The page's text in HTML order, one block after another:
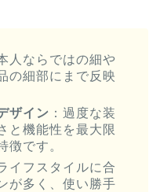
人ならではの細や
の細部にまで反映
ザイン ：過度な装
と機能性を最大限
徴です。
イフスタイルに合
が多く、使い勝手